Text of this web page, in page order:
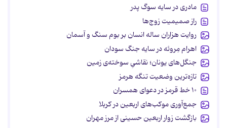
مادری در سایه سوگ پدر
راز صمیمیت زوج‌ها
روایت هزاران ساله انسان بر بوم سنگ و آسمان
اهرام مِروئه در سایه جنگ سودان
جنگل‌های یونان؛ نقاشیِ سوخته‌ی زمین
تازه‌ترین وضعیت تنگه هرمز
۱۰ خط قرمز در دعوای همسران
جمع‌آوری موکب‌های اربعین در کربلا
بازگشت زوار اربعین حسینی از مرز مهران